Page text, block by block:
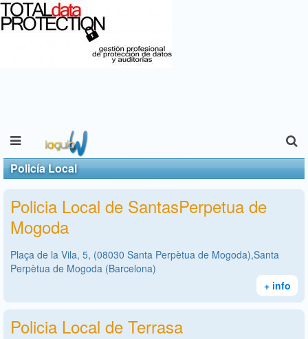
Policía Local
Policia Local de SantasPerpetua de
Mogoda
Plaça de la Vila, 5, (08030 Santa Perpètua de Mogoda),Santa
Perpètua de Mogoda (Barcelona)
+ info
Policia Local de Terrasa